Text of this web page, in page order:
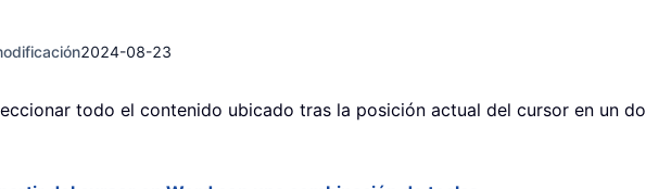
2024-08-23
todo el contenido ubicado tras la posición actual del cursor en un